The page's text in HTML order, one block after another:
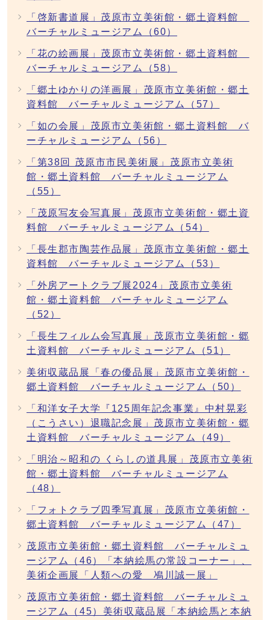
「啓新書道展」茂原市立美術館・郷土資料館
バーチャルミュージアム（60）
「花の絵画展」茂原市立美術館・郷土資料館
バーチャルミュージアム（58）
「郷土ゆかりの洋画展」茂原市立美術館・郷土
資料館 バーチャルミュージアム（57）
「如の会展」茂原市立美術館・郷土資料館 バ
ーチャルミュージアム（56）
「第38回 茂原市市民美術展」茂原市立美術
館・郷土資料館 バーチャルミュージアム
（55）
「茂原写友会写真展」茂原市立美術館・郷土資
料館 バーチャルミュージアム（54）
「長生郡市陶芸作品展」茂原市立美術館・郷土
資料館 バーチャルミュージアム（53）
「外房アートクラブ展2024」茂原市立美術
館・郷土資料館 バーチャルミュージアム
（52）
「長生フィルム会写真展」茂原市立美術館・郷
土資料館 バーチャルミュージアム（51）
美術収蔵品展「春の優品展」茂原市立美術館・
郷土資料館 バーチャルミュージアム（50）
「和洋女子大学『125周年記念事業』中村晃彩
（こうさい）退職記念展」茂原市立美術館・郷
土資料館 バーチャルミュージアム（49）
「明治～昭和の くらしの道具展」茂原市立美術
館・郷土資料館 バーチャルミュージアム
（48）
「フォトクラブ四季写真展」茂原市立美術館・
郷土資料館 バーチャルミュージアム（47）
茂原市立美術館・郷土資料館 バーチャルミュ
ージアム（46）「本納絵馬の常設コーナー」、
美術企画展「人類への愛 鳰川誠一展」
茂原市立美術館・郷土資料館 バーチャルミュ
ージアム（45）美術収蔵品展「本納絵馬と本納